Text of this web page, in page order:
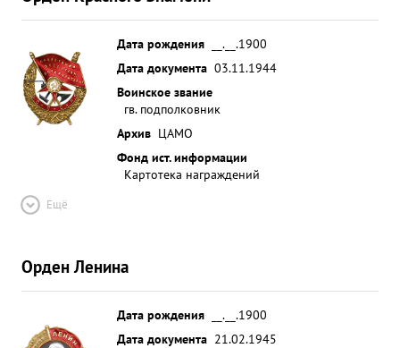
Дата рождения
__.__.1900
Дата документа 03.11.1944
Воинское звание
гв. подполковник
Архив ЦАМО
Фонд ист. информации
Картотека награждений
Ещё
Орден Ленина
Дата рождения
__.__.1900
Дата документа 21.02.1945